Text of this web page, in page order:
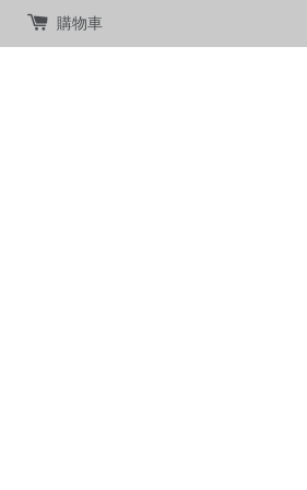
購物車